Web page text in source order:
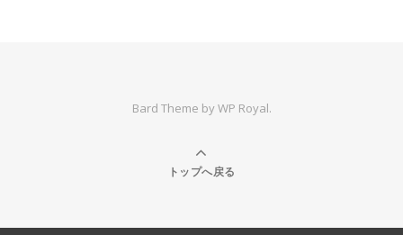
Bard Theme byWP Royal.
トップへ戻る